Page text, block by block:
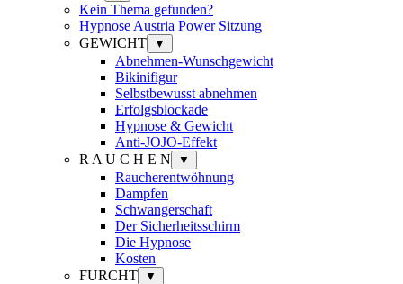
Kein Thema gefunden?
Hypnose Austria Power Sitzung
GEWICHT
▼
Abnehmen-Wunschgewicht
Bikinifigur
Selbstbewusst abnehmen
Erfolgsblockade
Hypnose & Gewicht
Anti-JOJO-Effekt
R A U C H E N
▼
Raucherentwöhnung
Dampfen
Schwangerschaft
Der Sicherheitsschirm
Die Hypnose
Kosten
FURCHT
▼